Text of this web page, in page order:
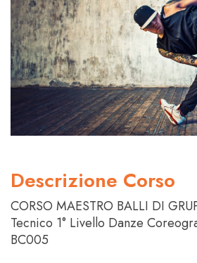
Descrizione Corso
CORSO MAESTRO BALLI DI
Tecnico 1° Livello Danze
BC005